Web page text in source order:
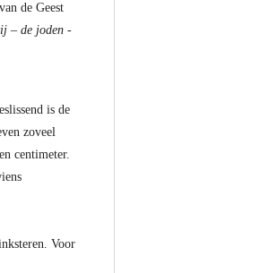
de Geest
– de joden -
is de
zoveel
centimeter.
Voor